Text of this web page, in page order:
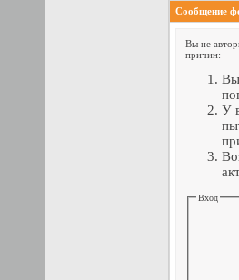
Сообщение
Вы не
причин:
Вы
У
Вход